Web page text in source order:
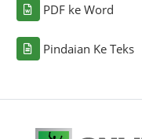
PDF ke Word
Pindaian Ke Teks